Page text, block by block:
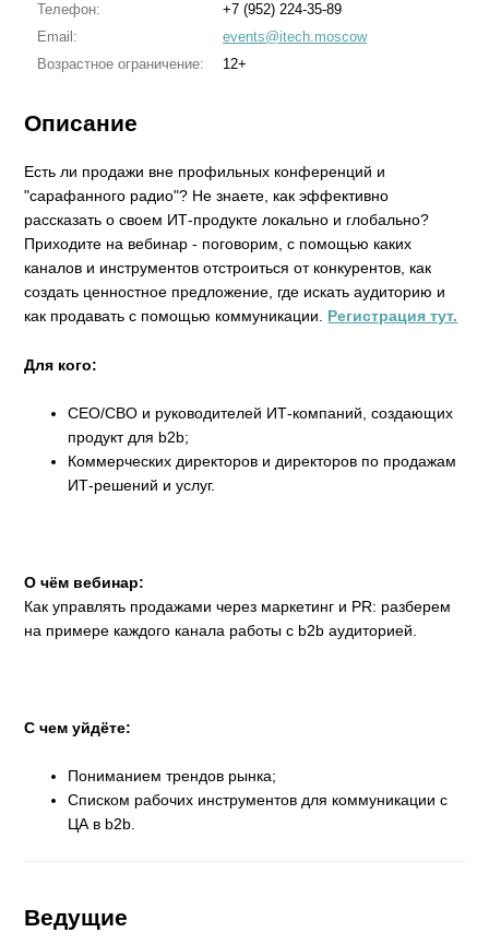
Телефон:
+7 (952) 224-35-89
Email:
events@itech.moscow
Возрастное ограничение:
12+
Описание
Есть ли продажи вне профильных конференций и
"сарафанного радио"? Не знаете, как эффективно
рассказать о своем ИТ-продукте локально и глобально?
Приходите на вебинар - поговорим, с помощью каких
каналов и инструментов отстроиться от конкурентов, как
создать ценностное предложение, где искать аудиторию и
как продавать с помощью коммуникации. Регистрация тут.
Для кого:
CEO/CBO и руководителей ИТ-компаний, создающих
продукт для b2b;
Коммерческих директоров и директоров по продажам
ИТ-решений и услуг.
О чём вебинар:
Как управлять продажами через маркетинг и PR: разберем
на примере каждого канала работы с b2b аудиторией.
С чем уйдёте:
Пониманием трендов рынка;
Списком рабочих инструментов для коммуникации с
ЦА в b2b.
Ведущие